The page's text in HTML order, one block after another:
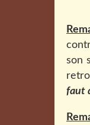
son
faut